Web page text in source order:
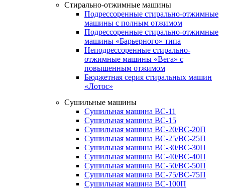
Стирально-отжимные машины
Подрессоренные стирально-отжимные
машины с полным отжимом
Подрессоренные стирально-отжимные
машины «Барьерного» типа
Неподрессоренные стирально-
отжимные машины «Вега» с
повышенным отжимом
Бюджетная серия стиральных машин
«Лотос»
Сушильные машины
Сушильная машина ВС-11
Сушильная машина ВС-15
Сушильная машина ВС-20/ВС-20П
Сушильная машина ВС-25/ВС-25П
Сушильная машина ВС-30/ВС-30П
Сушильная машина ВС-40/ВС-40П
Сушильная машина ВС-50/ВС-50П
Сушильная машина ВС-75/ВС-75П
Сушильная машина ВС-100П